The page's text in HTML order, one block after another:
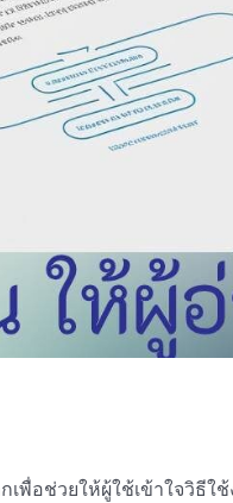
พื่อช่วยให้ผู้ใช้เข้าใจวิ